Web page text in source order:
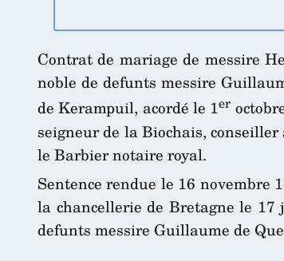
Contrat de mariage de messire
noble de defunts messire
de Kerampuil, acordé le 1er
seigneur de la Biochais,
le Barbier notaire royal.
Sentence rendue le 16 novembre
la chancellerie de Bretagne le
defunts messire Guillaume de